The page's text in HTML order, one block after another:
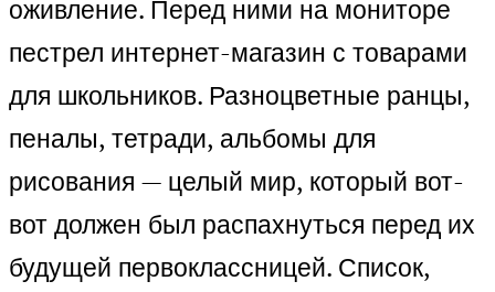
оживление. Перед ними на мониторе
пестрел интернет-магазин с товарами
для школьников. Разноцветные ранцы,
пеналы, тетради, альбомы для
рисования — целый мир, который вот-
вот должен был распахнуться перед их
будущей первоклассницей. Список,